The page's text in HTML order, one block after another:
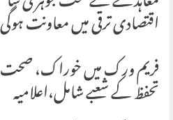
اقتصادی ترقی میں معاونت
فریم ورک میں خوراک، صحت،
تحفظ کے شعبے شامل،اعلامیہ